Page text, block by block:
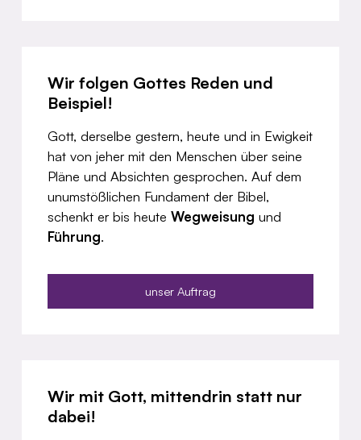
Wir folgen Gottes Reden und
Beispiel!
Gott, derselbe gestern, heute und in Ewigkeit
hat von jeher mit den Menschen über seine
Pläne und Absichten gesprochen. Auf dem
unumstößlichen Fundament der Bibel,
schenkt er bis heute Wegweisung und
Führung.
unser Auftrag
Wir mit Gott, mittendrin statt nur
dabei!